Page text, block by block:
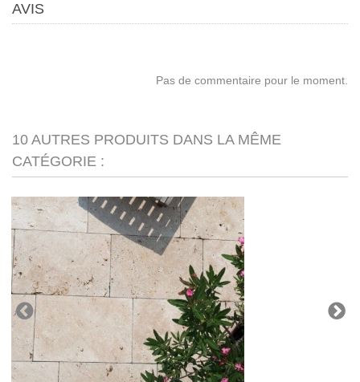
AVIS
Pas de commentaire pour le moment.
10 AUTRES PRODUITS DANS LA MÊME
CATÉGORIE :